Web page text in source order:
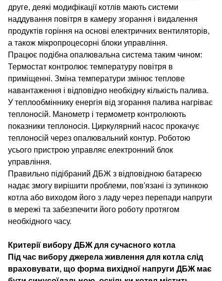
друге, деякі модифікації котлів мають системи
наддування повітря в камеру згорання і видалення
продуктів горіння на основі електричних вентиляторів,
а також мікропроцесорні блоки управління.
Працює подібна опалювальна система таким чином:
Термостат контролює температуру повітря в
приміщенні. Зміна температури змінює теплове
навантаження і відповідно необхідну кількість палива.
У теплообміннику енергія від згорання палива нагріває
теплоносій. Манометр і термометр контролюють
показники теплоносія. Циркулярний насос прокачує
теплоносій через опалювальний контур. Роботою
усього пристрою управляє електронний блок
управління.
Правильно підібраний ДБЖ з відповідною батареєю
надає змогу вирішити проблеми, пов'язані із зупинкою
котла або виходом його з ладу через перепади напруги
в мережі та забезпечити його роботу протягом
необхідного часу.
Критерії вибору ДБЖ для сучасного котла
Під час вибору джерела живлення для котла слід
враховувати, що форма вихідної напруги ДБЖ має